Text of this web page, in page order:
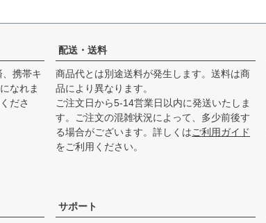
携帯キ
なれま
ださ
配送・送料
商品代とは別途送料が発生します。送料は商
品により異なります。
ご注文日から5-14営業日以内に発送いたしま
す。ご注文の混雑状況によって、多少前後す
る場合がございます。詳しくはご利用ガイド
をご利用ください。
サポート